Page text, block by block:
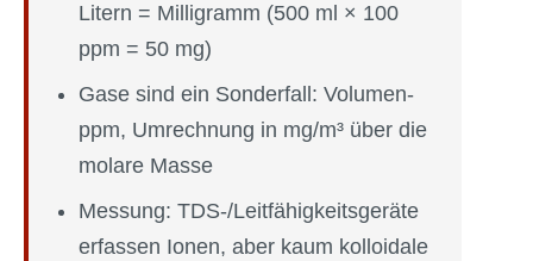
Litern = Milligramm (500 ml × 100
ppm = 50 mg)
Gase sind ein Sonderfall: Volumen-
ppm, Umrechnung in mg/m³ über die
molare Masse
Messung: TDS-/Leitfähigkeitsgeräte
erfassen Ionen, aber kaum kolloidale